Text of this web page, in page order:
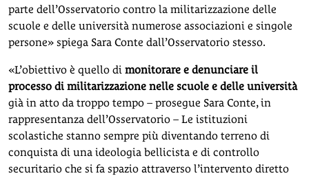
parte dell’Osservatorio contro la militarizzazione delle
scuole e delle università numerose associazioni e singole
persone» spiega Sara Conte dall’Osservatorio stesso.
«L’obiettivo è quello di monitorare e denunciare il
processo di militarizzazione nelle scuole e delle università
già in atto da troppo tempo – prosegue Sara Conte, in
rappresentanza dell’Osservatorio – Le istituzioni
scolastiche stanno sempre più diventando terreno di
conquista di una ideologia bellicista e di controllo
securitario che si fa spazio attraverso l’intervento diretto